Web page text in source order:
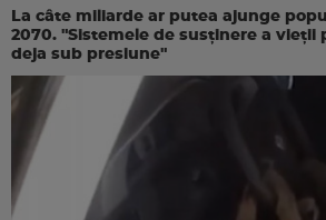
La câte miliarde ar putea ajunge
2070. "Sistemele de susținere a vieții
deja sub presiune"